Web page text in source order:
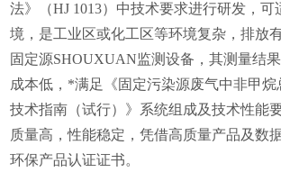
法》（HJ 1013）中技术要求进行研发，可
境， 是工业区或化工区等环境复杂，排
固定源SHOUXUAN监测设备，其测量结果
成本低， *满足
《固定污染源废气中非甲
技术指南（试行）》 系统组成及技术性能要求
质量高，性能稳定，凭借高质量产品及
环保产品认证证书。